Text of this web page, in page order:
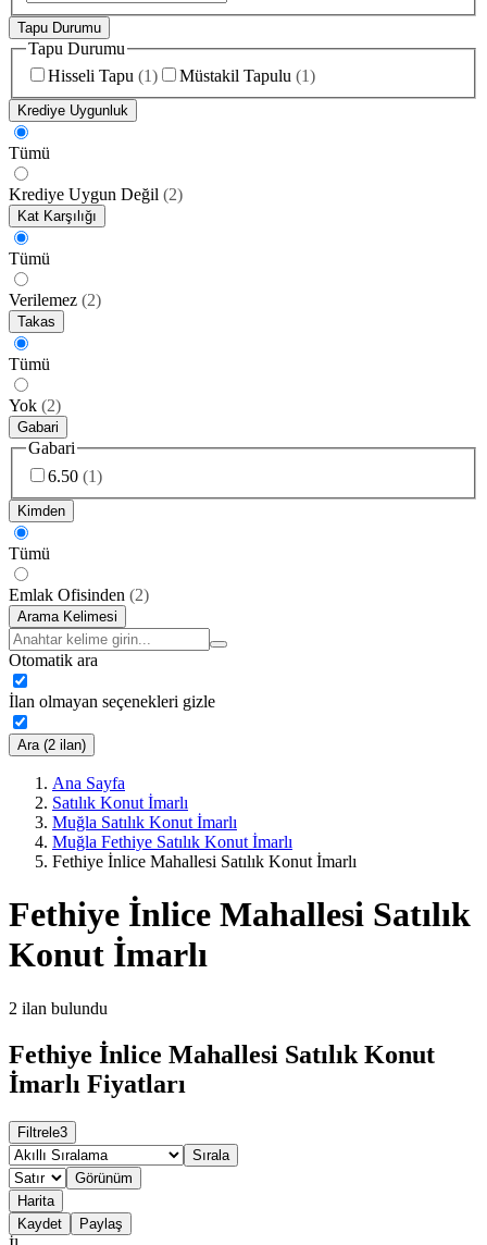
Tapu Durumu
Tapu Durumu
Hisseli Tapu (1) Müstakil Tapulu (1)
Krediye Uygunluk
Tümü
Krediye Uygun Değil (2)
Kat Karşılığı
Tümü
Verilemez (2)
Takas
Tümü
Yok (2)
Gabari
Gabari
6.50 (1)
Kimden
Tümü
Emlak Ofisinden (2)
Arama Kelimesi
Otomatik ara
İlan olmayan seçenekleri gizle
Ara (2 ilan)
Ana Sayfa
Satılık Konut İmarlı
Muğla Satılık Konut İmarlı
Muğla Fethiye Satılık Konut İmarlı
Fethiye İnlice Mahallesi Satılık Konut İmarlı
Fethiye İnlice Mahallesi Satılık
Konut İmarlı
2 ilan bulundu
Fethiye İnlice Mahallesi Satılık Konut
İmarlı Fiyatları
Filtrele3
Sırala
Görünüm
Harita
Kaydet
Paylaş